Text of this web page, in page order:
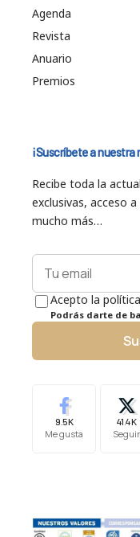
Agenda
Revista
Anuario
Premios
¡Suscríbete a
Recibe toda la
exclusivas, acceso
mucho más…
Acepto la
Podrás darte de
9.5K
Me gusta
41.4K
Seguir